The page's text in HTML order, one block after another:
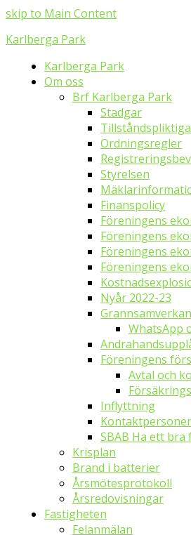
skip to Main Content
Karlberga Park
Karlberga Park
Om oss
Brf Karlberga Park
Stadgar
Ordningsregler
Styrelsen
Finanspolicy
Föreningens
Föreningens
Föreningens
Föreningens
Nyår 2022-23
WhatsApp
Föreningens
Avtal och
Inflyttning
Kontaktpersoner
SBAB Ha ett
Krisplan
Brand i batterier
Årsmötesprotokoll
Årsredovisningar
Fastigheten
Felanmälan